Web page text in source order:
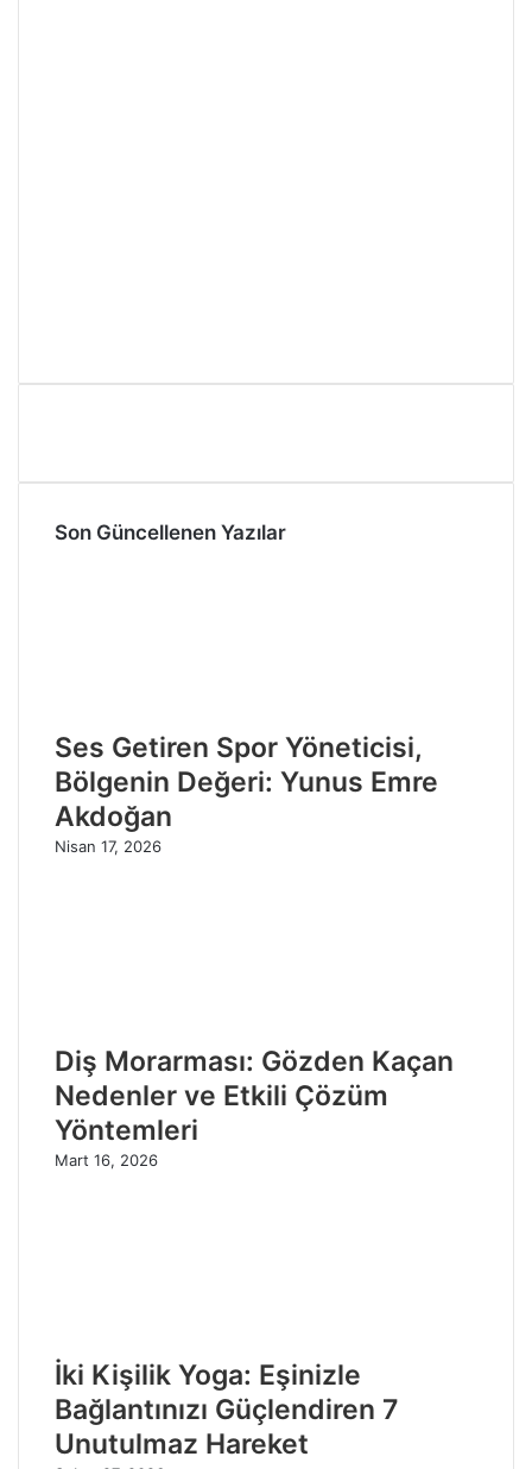
Son Güncellenen Yazılar
Ses Getiren Spor Yöneticisi,
Bölgenin Değeri: Yunus Emre
Akdoğan
Nisan 17, 2026
Diş Morarması: Gözden Kaçan
Nedenler ve Etkili Çözüm
Yöntemleri
Mart 16, 2026
İki Kişilik Yoga: Eşinizle
Bağlantınızı Güçlendiren 7
Unutulmaz Hareket